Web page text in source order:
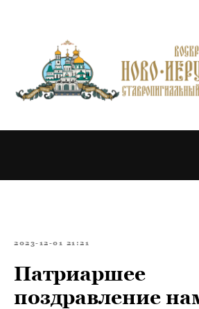
2023-12-01 21:21
Патриаршее
поздравление